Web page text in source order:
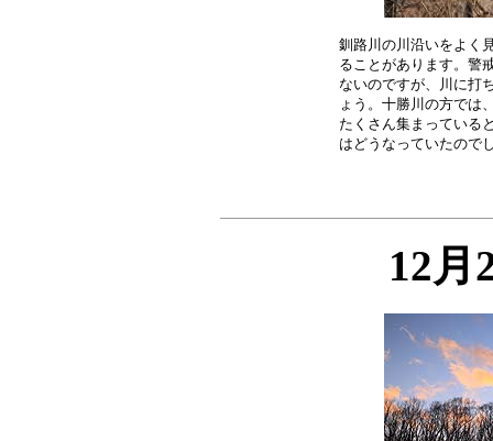
釧路川の川沿いをよく
ることがあります。警
ないのですが、川に打
ょう。十勝川の方では
たくさん集まっている
12月